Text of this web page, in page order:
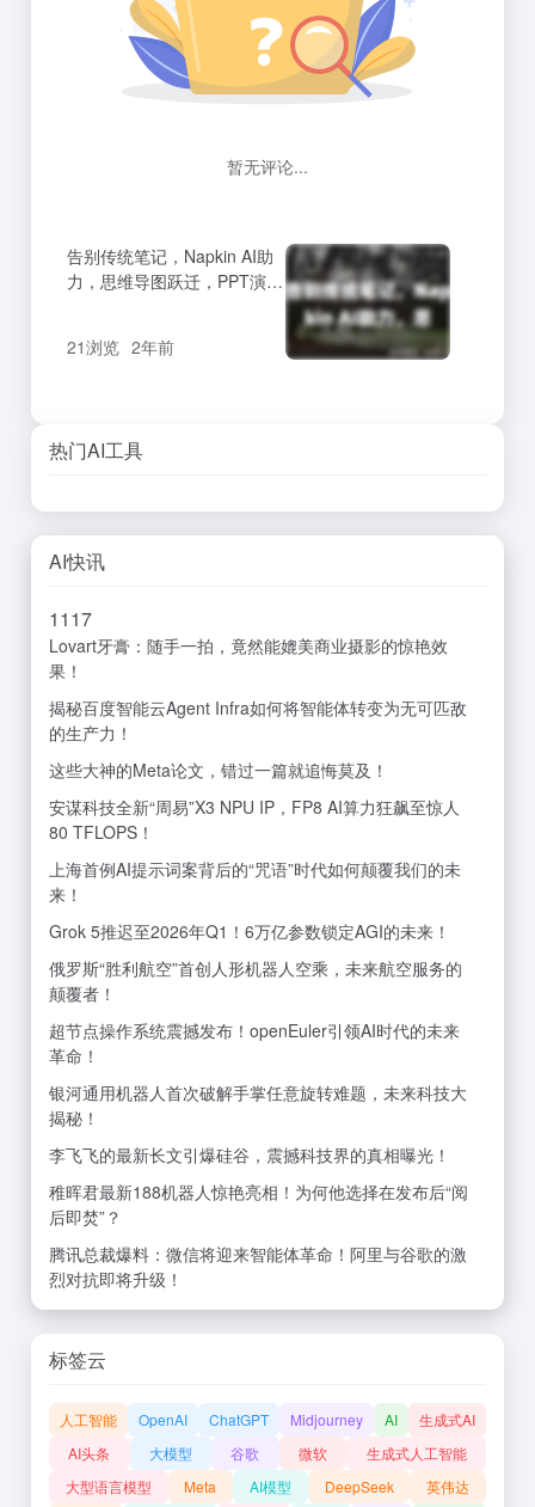
暂无评论...
告别传统笔记，Napkin AI助
力，思维导图跃迁，PPT演示
21浏览 2年前
热门AI工具
AI快讯
1117
Lovart牙膏：随手一拍，竟然能媲美商业摄影的惊艳效
果！
揭秘百度智能云Agent Infra如何将智能体转变为无可匹敌
的生产力！
这些大神的Meta论文，错过一篇就追悔莫及！
安谋科技全新“周易”X3 NPU IP，FP8 AI算力狂飙至惊人
80 TFLOPS！
上海首例AI提示词案背后的“咒语”时代如何颠覆我们的未
来！
Grok 5推迟至2026年Q1！6万亿参数锁定AGI的未来！
俄罗斯“胜利航空”首创人形机器人空乘，未来航空服务的
颠覆者！
超节点操作系统震撼发布！openEuler引领AI时代的未来
革命！
银河通用机器人首次破解手掌任意旋转难题，未来科技大
揭秘！
李飞飞的最新长文引爆硅谷，震撼科技界的真相曝光！
稚晖君最新188机器人惊艳亮相！为何他选择在发布后“阅
后即焚”？
腾讯总裁爆料：微信将迎来智能体革命！阿里与谷歌的激
烈对抗即将升级！
标签云
人工智能 OpenAI ChatGPT Midjourney AI
生成式AI
AI头条
大模型 谷歌 微软
生成式人工智能
大型语言模型
Meta AI模型 DeepSeek
英伟达